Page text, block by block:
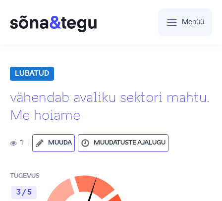
Menüü
LUBATUD
vähendab avaliku sektori mahtu.
Me hoiame
1 MUUDA MUUDATUSTE AJALUGU
TUGEVUS
3 / 5